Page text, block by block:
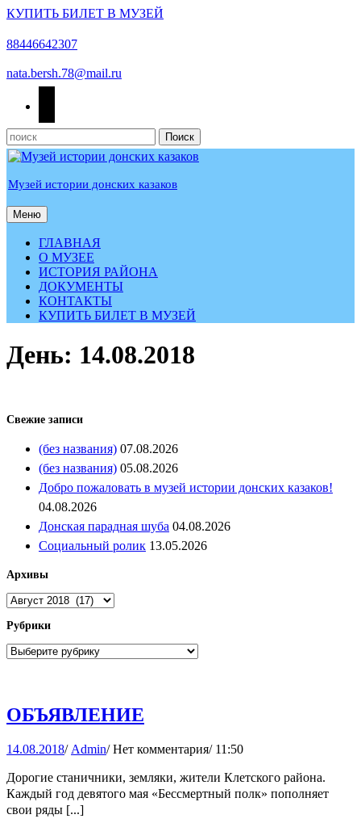
КУПИТЬ БИЛЕТ В МУЗЕЙ
к
88446642307
nata.bersh.78@mail.ru
Найти:
Музей истории донских казаков
МенюМеню
ГЛАВНАЯ
О МУЗЕЕ
ИСТОРИЯ РАЙОНА
ДОКУМЕНТЫ
КОНТАКТЫ
КУПИТЬ БИЛЕТ В МУЗЕЙ
ЗАКРЫТЬ
День: 14.08.2018
Свежие записи
(без названия) 07.08.2026
(без названия) 05.08.2026
Добро пожаловать в музей истории донских казаков!
04.08.2026
Донская парадная шуба 04.08.2026
Социальный ролик 13.05.2026
Архивы
Архивы
Рубрики
Рубрики
ОБЪЯВЛЕНИЕ
14.08.201814.08.2018
/ AdminAdmin
/ Нет комментария/ 11:50
Дорогие станичники, земляки, жители Клетского района.
Каждый год девятого мая «Бессмертный полк» пополняет
свои ряды [...]